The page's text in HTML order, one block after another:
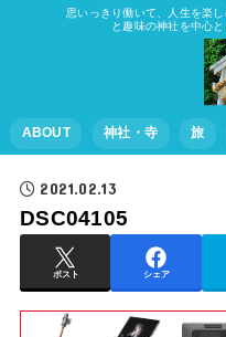
思いっきり働いて、人生を楽
と趣味の神社を中心
ABOUT 神社・寺 旅
2021.02.13
DSC04105
ポスト シェア